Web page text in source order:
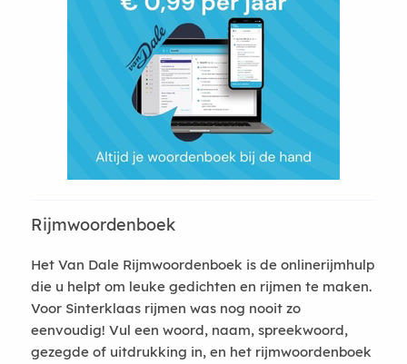
Rijmwoordenboek
Het Van Dale Rijmwoordenboek is de onlinerijmhulp
die u helpt om leuke gedichten en rijmen te maken.
Voor Sinterklaas rijmen was nog nooit zo
eenvoudig! Vul een woord, naam, spreekwoord,
gezegde of uitdrukking in, en het rijmwoordenboek